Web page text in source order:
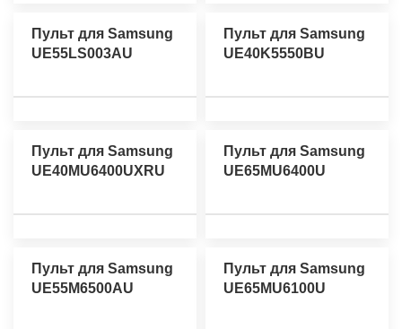
Пульт для Samsung
UE55LS003AU
Пульт для Samsung
UE40K5550BU
Пульт для Samsung
UE40MU6400UXRU
Пульт для Samsung
UE65MU6400U
Пульт для Samsung
UE55M6500AU
Пульт для Samsung
UE65MU6100U